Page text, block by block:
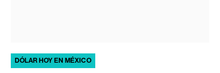
DÓLAR HOY EN MÉXICO